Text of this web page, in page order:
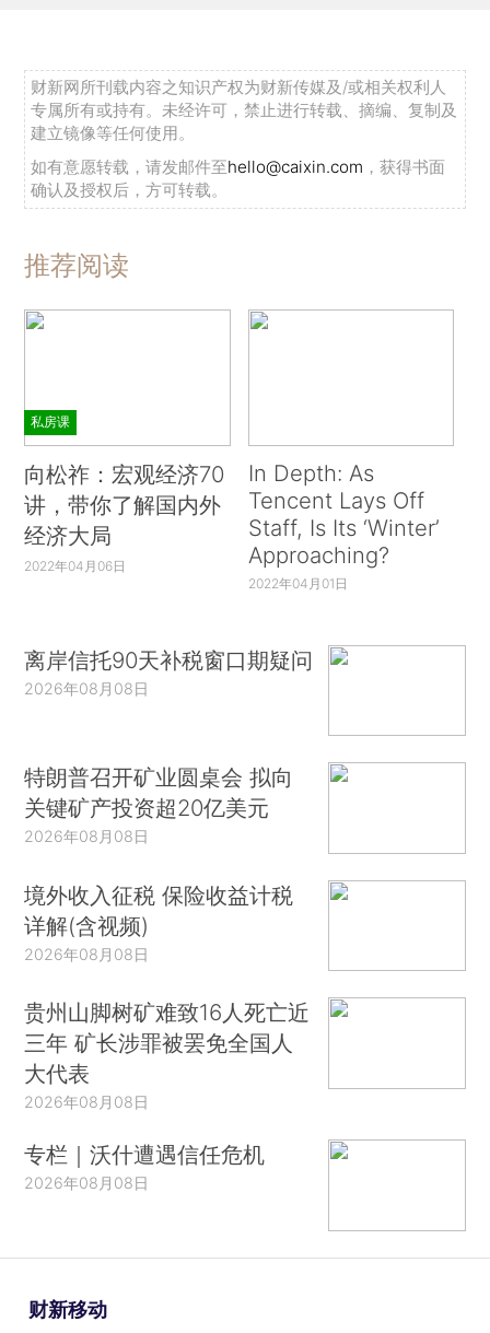
财新网所刊载内容之知识产权为财新传媒及/或相关权利人
专属所有或持有。未经许可，禁止进行转载、摘编、复制及
建立镜像等任何使用。
如有意愿转载，请发邮件至hello@caixin.com ，获得书面
确认及授权后，方可转载。
推荐阅读
私房课
向松祚：宏观经济70
讲，带你了解国内外
经济大局
2022年04月06日
In Depth: As
Tencent Lays Off
Staff, Is Its ‘Winter’
Approaching?
2022年04月01日
离岸信托90天补税窗口期疑问
2026年08月08日
特朗普召开矿业圆桌会 拟向
关键矿产投资超20亿美元
2026年08月08日
境外收入征税 保险收益计税
详解(含视频)
2026年08月08日
贵州山脚树矿难致16人死亡近
三年 矿长涉罪被罢免全国人
大代表
2026年08月08日
专栏｜沃什遭遇信任危机
2026年08月08日
财新移动